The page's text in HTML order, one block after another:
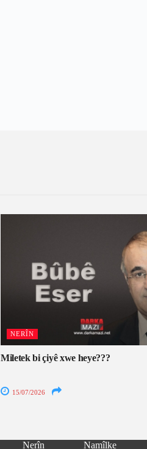
NERÎN
Miletek bi çiyê xwe heye???
15/07/2026
Nerîn Namîlke